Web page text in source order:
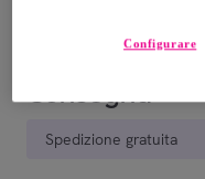
Consegna
Spedizione gratuita
Configurare